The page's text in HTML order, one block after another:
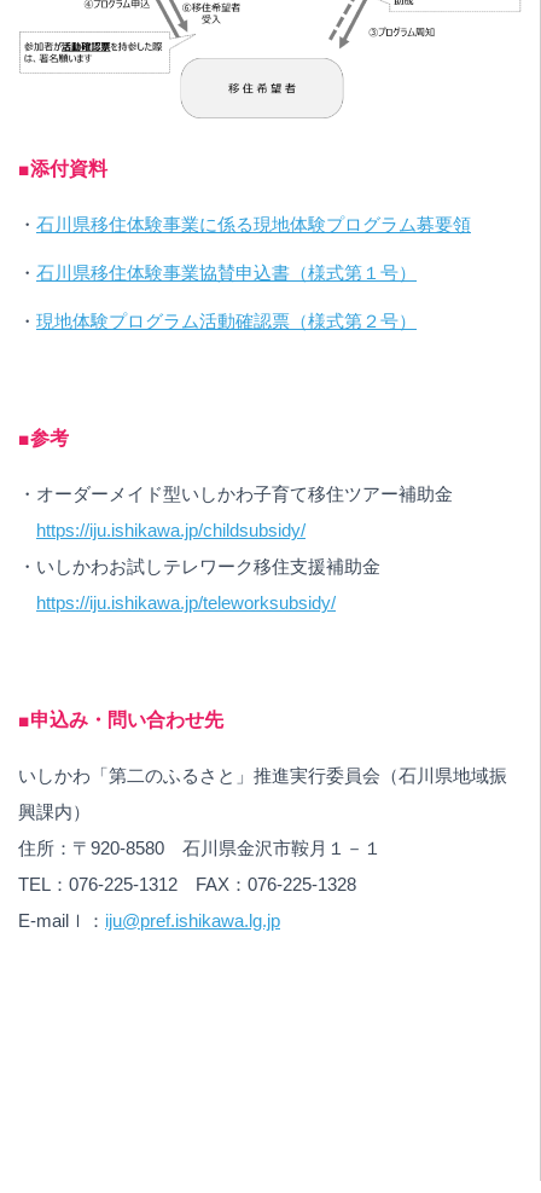
■添付資料
・ 石川県移住体験事業に係る現地体験プログラム募要領
・ 石川県移住体験事業協賛申込書（様式第１号）
・ 現地体験プログラム活動確認票（様式第２号）
■参考
・オーダーメイド型いしかわ子育て移住ツアー補助金
https://iju.ishikawa.jp/childsubsidy/
・いしかわお試しテレワーク移住支援補助金
https://iju.ishikawa.jp/teleworksubsidy/
■申込み・問い合わせ先
いしかわ「第二のふるさと」推進実行委員会（石川県地域振
興課内）
住所：〒920-8580 石川県金沢市鞍月１－１
TEL：076-225-1312 FAX：076-225-1328
E-mailｌ： iju@pref.ishikawa.lg.jp